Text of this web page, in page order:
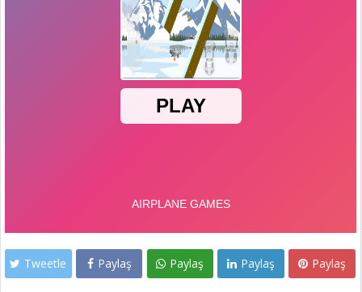
Tweetle Paylaş Paylaş Paylaş Paylaş